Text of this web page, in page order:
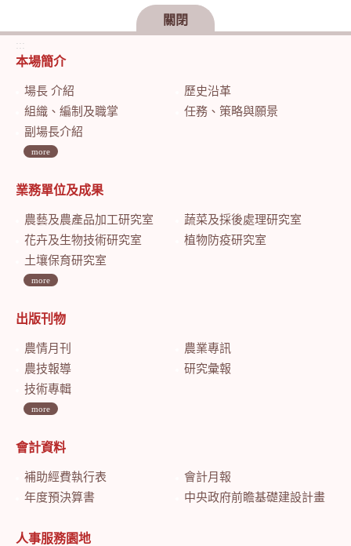
關閉
:::
本場簡介
場長 介紹
歷史沿革
組織、編制及職掌
任務、策略與願景
副場長介紹
more
業務單位及成果
農藝及農產品加工研究室
蔬菜及採後處理研究室
花卉及生物技術研究室
植物防疫研究室
土壤保育研究室
more
出版刊物
農情月刊
農業專訊
農技報導
研究彙報
技術專輯
more
會計資料
補助經費執行表
會計月報
年度預決算書
中央政府前瞻基礎建設計畫特別預算會計月報
人事服務園地